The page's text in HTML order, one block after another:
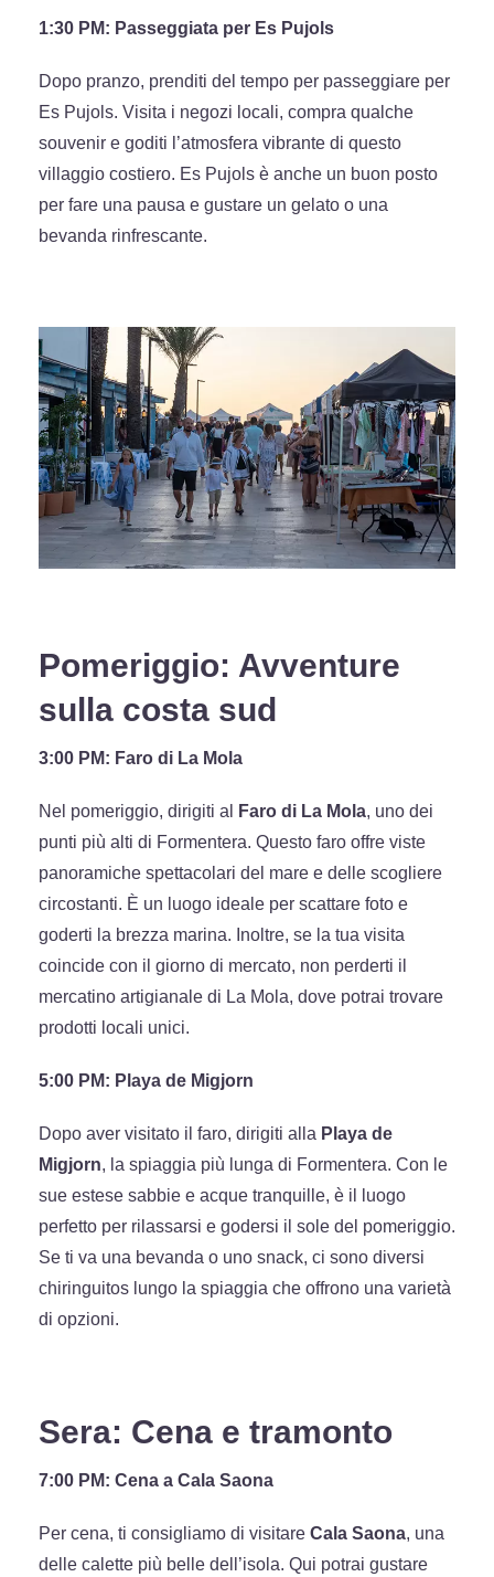
1:30 PM: Passeggiata per Es Pujols
Dopo pranzo, prenditi del tempo per passeggiare per
Es Pujols. Visita i negozi locali, compra qualche
souvenir e goditi l’atmosfera vibrante di questo
villaggio costiero. Es Pujols è anche un buon posto
per fare una pausa e gustare un gelato o una
bevanda rinfrescante.
Pomeriggio: Avventure
sulla costa sud
3:00 PM: Faro di La Mola
Nel pomeriggio, dirigiti al Faro di La Mola, uno dei
punti più alti di Formentera. Questo faro offre viste
panoramiche spettacolari del mare e delle scogliere
circostanti. È un luogo ideale per scattare foto e
goderti la brezza marina. Inoltre, se la tua visita
coincide con il giorno di mercato, non perderti il
mercatino artigianale di La Mola, dove potrai trovare
prodotti locali unici.
5:00 PM: Playa de Migjorn
Dopo aver visitato il faro, dirigiti alla Playa de
Migjorn, la spiaggia più lunga di Formentera. Con le
sue estese sabbie e acque tranquille, è il luogo
perfetto per rilassarsi e godersi il sole del pomeriggio.
Se ti va una bevanda o uno snack, ci sono diversi
chiringuitos lungo la spiaggia che offrono una varietà
di opzioni.
Sera: Cena e tramonto
7:00 PM: Cena a Cala Saona
Per cena, ti consigliamo di visitare Cala Saona, una
delle calette più belle dell’isola. Qui potrai gustare